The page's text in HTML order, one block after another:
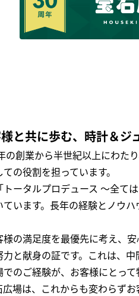
と共に歩む、時計＆ジ
の創業から半世紀以上にわた
の役割を担っています。
ータルプロデュース ～全て
います。長年の経験とノウ
の満足度を最優先に考え、
と献身の証です。これは、
のご経験が、お客様にとっ
場は、これからも変わらずお